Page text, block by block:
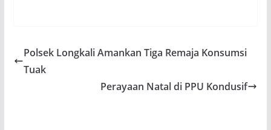
Polsek Longkali Amankan Tiga Remaja Konsumsi
Tuak
Perayaan Natal di PPU Kondusif